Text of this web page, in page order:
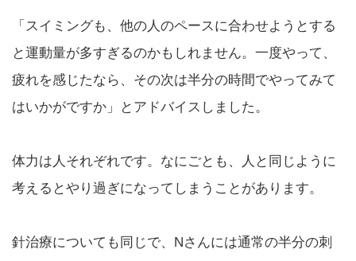
「スイミングも、他の人のペースに合わせようとする
と運動量が多すぎるのかもしれません。一度やって、
疲れを感じたなら、その次は半分の時間でやってみて
はいかがですか」とアドバイスしました。
体力は人それぞれです。なにごとも、人と同じように
考えるとやり過ぎになってしまうことがあります。
針治療についても同じで、Nさんには通常の半分の刺